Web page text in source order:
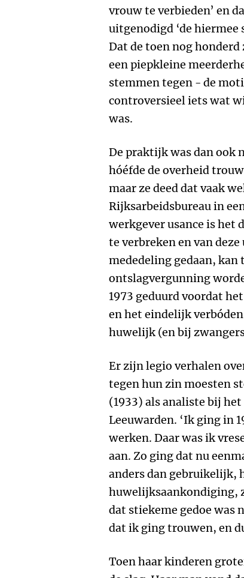
vrouw te verbieden’ en
uitgenodigd ‘de
Dat de toen nog
een piepkleine
stemmen tegen - de
controversieel iets wat
was.
De praktijk was dan ook
hóéfde de overheid
maar ze deed dat vaak
Rijksarbeidsbureau in
werkgever usance is het
te verbreken en van
mededeling gedaan, kan
ontslagvergunning
1973 geduurd voordat
en het eindelijk
huwelijk (en bij
Er zijn legio verhalen
tegen hun zin moesten
(1933) als analiste bij
Leeuwarden. ‘Ik ging in
werken. Daar was ik
aan. Zo ging dat nu
anders dan gebruikelijk,
huwelijksaankondiging,
dat stiekeme gedoe was
dat ik ging trouwen, en
Toen haar kinderen